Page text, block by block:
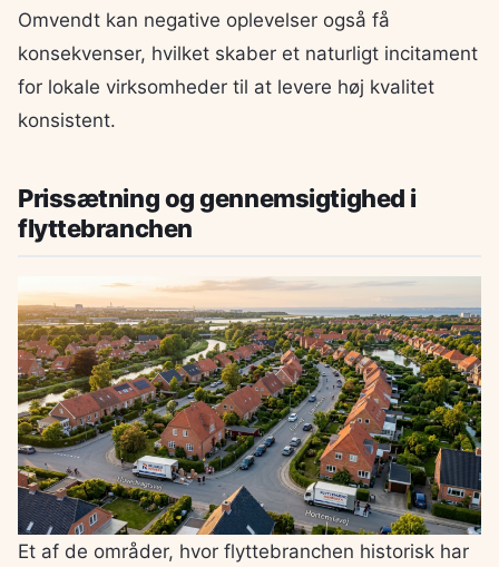
Omvendt kan negative oplevelser også få
konsekvenser, hvilket skaber et naturligt incitament
for lokale virksomheder til at levere høj kvalitet
konsistent.
Prissætning og gennemsigtighed i
flyttebranchen
Et af de områder, hvor flyttebranchen historisk har